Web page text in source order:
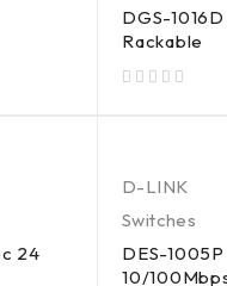
DGS-
Rackable
24
D-LINK
Switches
DES-
10/